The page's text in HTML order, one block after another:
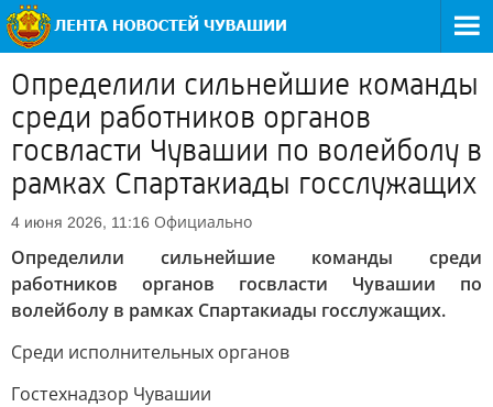
Определили сильнейшие команды
среди работников органов
госвласти Чувашии по волейболу в
рамках Спартакиады госслужащих
4 июня 2026, 11:16 Официально
Определили сильнейшие команды среди
работников органов госвласти Чувашии по
волейболу в рамках Спартакиады госслужащих.
Среди исполнительных органов
Гостехнадзор Чувашии